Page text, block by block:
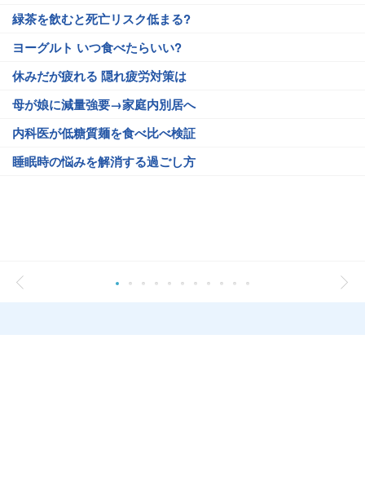
緑茶を飲むと死亡リスク低まる?
ヨーグルト いつ食べたらいい?
休みだが疲れる 隠れ疲労対策は
母が娘に減量強要→家庭内別居へ
内科医が低糖質麺を食べ比べ検証
睡眠時の悩みを解消する過ごし方